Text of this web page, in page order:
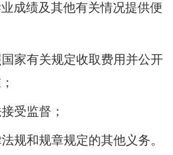
成绩及其他有关情况提供便
国家有关规定收取费用并公开
受监督；
法规和规章规定的其他义务。